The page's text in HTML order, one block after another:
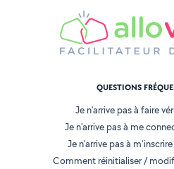
QUESTIONS
Je n'arrive pas à faire
Je n'arrive pas à me
Je n'arrive pas à
Comment réinitialiser /